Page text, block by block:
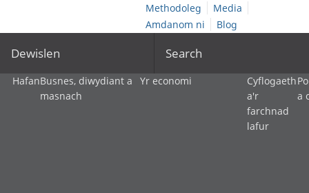
Methodoleg
Media
Amdanom ni
Blog
Dewislen Search
HafanBusnes, diwydiant a
masnach
Yr economi
Cyflogaeth
a'r
farchnad
lafur
a